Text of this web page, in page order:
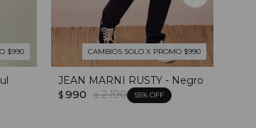
$990 CAMBIOS SOLO X PROMO $990
JEAN MARNI RUSTY - Negro
$ 990 $ 2.190 55